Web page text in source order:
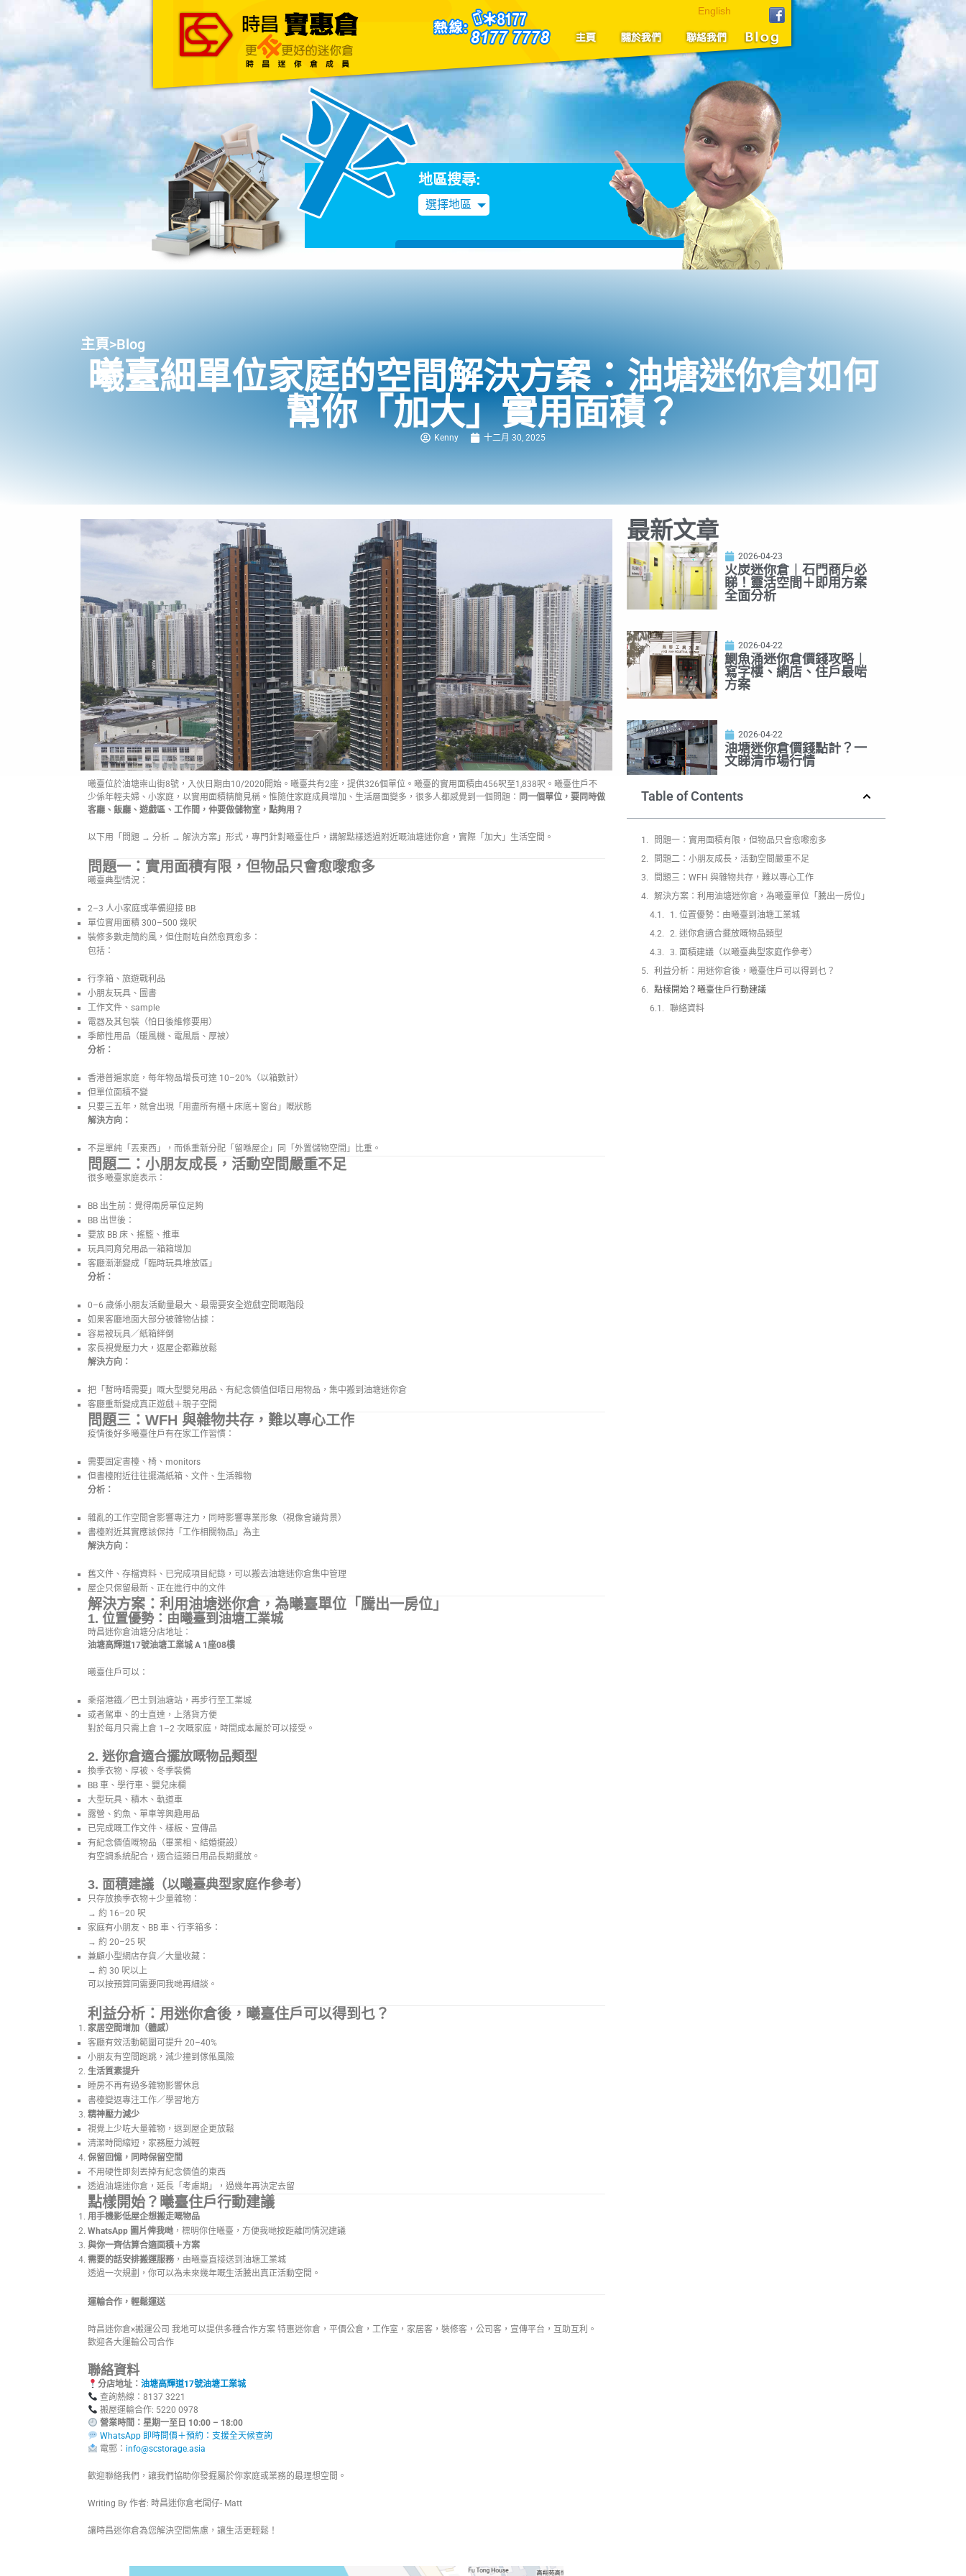
主頁 關於我們 聯絡我們
English
地區搜尋:
選擇地區
主頁>Blog
曦臺細單位家庭的空間解決方案：油塘迷你倉如何
幫你「加大」實用面積？
Kenny 十二月 30, 2025
曦臺位於油塘崇山街8號，入伙日期由10/2020開始。曦臺共有2座，提供326個單位。曦臺的實用面積由456呎至1,838呎。曦臺住戶不
少係年輕夫婦、小家庭，以實用面積精簡見稱。惟隨住家庭成員增加、生活層面變多，很多人都感覺到一個問題： 同一個單位，要同時做
客廳、飯廳、遊戲區、工作間，仲要做儲物室，點夠用？
以下用「問題 → 分析 → 解決方案」形式，專門針對曦臺住戶，講解點樣透過附近嘅油塘迷你倉，實際「加大」生活空間。
問題一：實用面積有限，但物品只會愈嚟愈多
曦臺典型情況：
2–3 人小家庭或準備迎接 BB
單位實用面積 300–500 幾呎
裝修多數走簡約風，但住耐咗自然愈買愈多：
包括：
行李箱、旅遊戰利品
小朋友玩具、圖書
工作文件、sample
電器及其包裝（怕日後維修要用）
季節性用品（暖風機、電風扇、厚被）
分析：
香港普遍家庭，每年物品增長可達 10–20%（以箱數計）
但單位面積不變
只要三五年，就會出現「用盡所有櫃＋床底＋窗台」嘅狀態
解決方向：
不是單純「丟東西」，而係重新分配「留喺屋企」同「外置儲物空間」比重。
問題二：小朋友成長，活動空間嚴重不足
很多曦臺家庭表示：
BB 出生前：覺得兩房單位足夠
BB 出世後：
要放 BB 床、搖籃、推車
玩具同育兒用品一箱箱增加
客廳漸漸變成「臨時玩具堆放區」
分析：
0–6 歲係小朋友活動量最大、最需要安全遊戲空間嘅階段
如果客廳地面大部分被雜物佔據：
容易被玩具／紙箱絆倒
家長視覺壓力大，返屋企都難放鬆
解決方向：
把「暫時唔需要」嘅大型嬰兒用品、有紀念價值但唔日用物品，集中搬到油塘迷你倉
客廳重新變成真正遊戲＋親子空間
問題三：WFH 與雜物共存，難以專心工作
疫情後好多曦臺住戶有在家工作習慣：
需要固定書檯、椅、monitors
但書檯附近往往擺滿紙箱、文件、生活雜物
分析：
雜亂的工作空間會影響專注力，同時影響專業形象（視像會議背景）
書檯附近其實應該保持「工作相關物品」為主
解決方向：
舊文件、存檔資料、已完成項目紀錄，可以搬去油塘迷你倉集中管理
屋企只保留最新、正在進行中的文件
解決方案：利用油塘迷你倉，為曦臺單位「騰出一房位」
1. 位置優勢：由曦臺到油塘工業城
時昌迷你倉油塘分店地址：
油塘高輝道17號油塘工業城 A 1座08樓
曦臺住戶可以：
乘搭港鐵／巴士到油塘站，再步行至工業城
或者駕車、的士直達，上落貨方便
對於每月只需上倉 1–2 次嘅家庭，時間成本屬於可以接受。
2. 迷你倉適合擺放嘅物品類型
換季衣物、厚被、冬季裝備
BB 車、學行車、嬰兒床欄
大型玩具、積木、軌道車
露營、釣魚、單車等興趣用品
已完成嘅工作文件、樣板、宣傳品
有紀念價值嘅物品（畢業相、結婚擺設）
有空調系統配合，適合這類日用品長期擺放。
3. 面積建議（以曦臺典型家庭作參考）
只存放換季衣物＋少量雜物：
→ 約 16–20 呎
家庭有小朋友、BB 車、行李箱多：
→ 約 20–25 呎
兼顧小型網店存貨／大量收藏：
→ 約 30 呎以上
可以按預算同需要同我哋再細談。
利益分析：用迷你倉後，曦臺住戶可以得到乜？
家居空間增加（體感）
客廳有效活動範圍可提升 20–40%
小朋友有空間跑跳，減少撞到傢俬風險
生活質素提升
睡房不再有過多雜物影響休息
書檯變返專注工作／學習地方
精神壓力減少
視覺上少咗大量雜物，返到屋企更放鬆
清潔時間縮短，家務壓力減輕
保留回憶，同時保留空間
不用硬性即刻丟掉有紀念價值的東西
透過油塘迷你倉，延長「考慮期」，過幾年再決定去留
點樣開始？曦臺住戶行動建議
用手機影低屋企想搬走嘅物品
WhatsApp 圖片俾我哋 ，標明你住曦臺，方便我哋按距離同情況建議
與你一齊估算合適面積＋方案
需要的話安排搬運服務 ，由曦臺直接送到油塘工業城
透過一次規劃，你可以為未來幾年嘅生活騰出真正活動空間。
運輸合作，輕鬆運送
時昌迷你倉×搬運公司 我地可以提供多種合作方案 特惠迷你倉，平價公倉，工作室，家居客，裝修客，公司客，宣傳平台，互助互利。
歡迎各大運輸公司合作
聯絡資料
分店地址： 油塘高輝道17號油塘工業城
查詢熱線：8137 3221
搬屋運輸合作: 5220 0978
營業時間：星期一至日 10:00 – 18:00
WhatsApp 即時問價＋預約：支援全天候查詢
電郵： info@scstorage.asia
歡迎聯絡我們，讓我們協助你發掘屬於你家庭或業務的最理想空間。
Writing By 作者: 時昌迷你倉老闆仔- Matt
讓時昌迷你倉為您解決空間焦慮，讓生活更輕鬆！
最新文章
2026-04-23
火炭迷你倉｜石門商戶必
睇！靈活空間＋即用方案
全面分析
2026-04-22
鰂魚涌迷你倉價錢攻略｜
寫字樓、網店、住戶最啱
方案
2026-04-22
油塘迷你倉價錢點計？一
文睇清市場行情
Table of Contents
問題一：實用面積有限，但物品只會愈嚟愈多
問題二：小朋友成長，活動空間嚴重不足
問題三：WFH 與雜物共存，難以專心工作
解決方案：利用油塘迷你倉，為曦臺單位「騰出一房位」
1. 位置優勢：由曦臺到油塘工業城
2. 迷你倉適合擺放嘅物品類型
3. 面積建議（以曦臺典型家庭作參考）
利益分析：用迷你倉後，曦臺住戶可以得到乜？
點樣開始？曦臺住戶行動建議
聯絡資料